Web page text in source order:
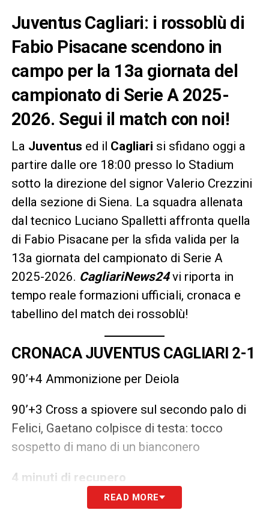
Juventus Cagliari: i rossoblù di
Fabio Pisacane scendono in
campo per la 13a giornata del
campionato di Serie A 2025-
2026. Segui il match con noi!
La Juventus ed il Cagliari si sfidano oggi a
partire dalle ore 18:00 presso lo Stadium
sotto la direzione del signor Valerio Crezzini
della sezione di Siena. La squadra allenata
dal tecnico Luciano Spalletti affronta quella
di Fabio Pisacane per la sfida valida per la
13a giornata del campionato di Serie A
2025-2026. CagliariNews24vi riporta in
tempo reale formazioni ufficiali, cronaca e
tabellino del match dei rossoblù!
CRONACA JUVENTUS CAGLIARI 2-1
90’+4 Ammonizione per Deiola
90’+3 Cross a spiovere sul secondo palo di
Felici, Gaetano colpisce di testa: tocco
sospetto di mano di un bianconero
4 minuti di recupero
Felici non sfrutta il contropiede che
READ MORE